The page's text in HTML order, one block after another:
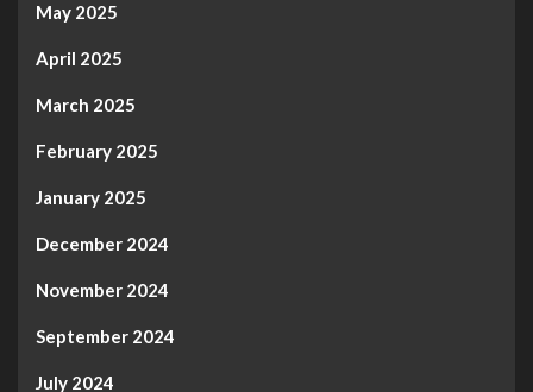
May 2025
April 2025
March 2025
February 2025
January 2025
December 2024
November 2024
September 2024
July 2024